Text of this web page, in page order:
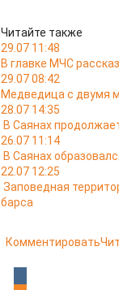
Читайте также
29.07 11:48
В главке МЧС
29.07 08:42
Медведица с двумя
28.07 14:35
В Саянах
26.07 11:14
В Саянах
22.07 12:25
Заповедная
барса
Комментировать